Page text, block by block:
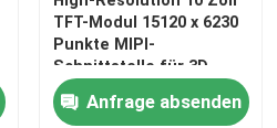
TFT-Modul 15120 x 6230
Punkte MIPI-
Schnittstelle für 3D-
Drucker
Anfrage absenden